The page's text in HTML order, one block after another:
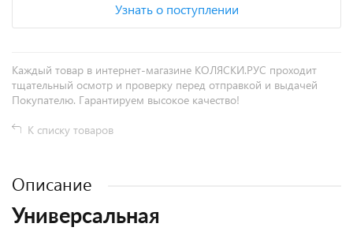
Узнать о поступлении
Каждый товар в интернет-магазине КОЛЯСКИ.РУС проходит
тщательный осмотр и проверку перед отправкой и выдачей
Покупателю. Гарантируем высокое качество!
К списку товаров
Описание
Универсальная